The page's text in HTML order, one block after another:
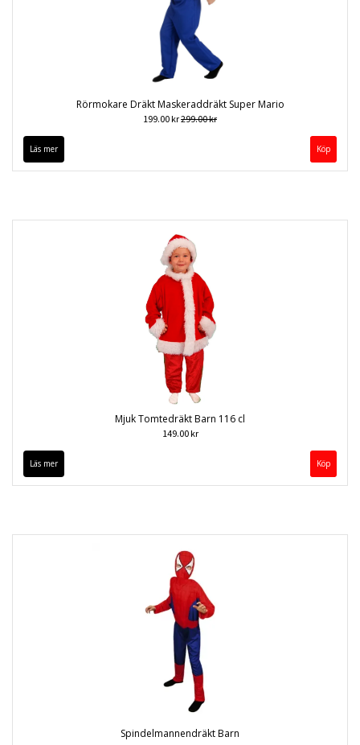
Rörmokare Dräkt Maskeraddräkt Super Mario
199.00 kr299.00 kr
Läs mer Köp
Mjuk Tomtedräkt Barn 116 cl
149.00 kr
Läs mer
Spindelmannendräkt Barn